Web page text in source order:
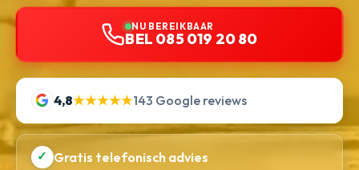
NU BEREIKBAAR
BEL 085 019 20 80
4,8★★★★★143 Google reviews
✓ Gratis telefonisch advies